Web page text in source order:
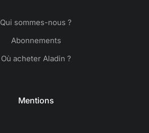
Qui sommes-nous ?
Abonnements
Où acheter Aladin ?
Mentions